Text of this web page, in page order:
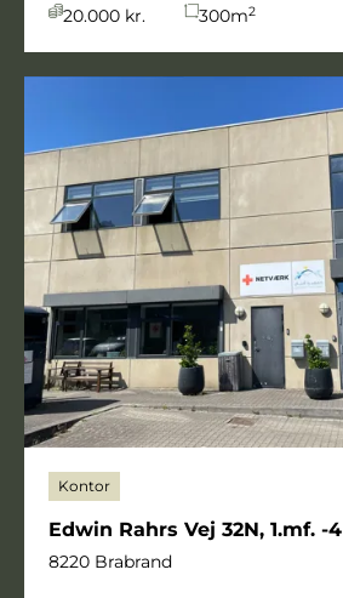
20.000 kr. 300m2
Kontor
Edwin Rahrs Vej 32N, 1.mf. -4
8220 Brabrand